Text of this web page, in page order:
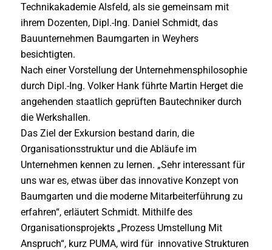
Technikakademie Alsfeld, als sie gemeinsam mit
ihrem Dozenten, Dipl.-Ing. Daniel Schmidt, das
Bauunternehmen Baumgarten in Weyhers
besichtigten.
Nach einer Vorstellung der Unternehmensphilosophie
durch Dipl.-Ing. Volker Hank führte Martin Herget die
angehenden staatlich geprüften Bautechniker durch
die Werkshallen.
Das Ziel der Exkursion bestand darin, die
Organisationsstruktur und die Abläufe im
Unternehmen kennen zu lernen. „Sehr interessant für
uns war es, etwas über das innovative Konzept von
Baumgarten und die moderne Mitarbeiterführung zu
erfahren“, erläutert Schmidt. Mithilfe des
Organisationsprojekts „Prozess Umstellung Mit
Anspruch“, kurz PUMA, wird für innovative Strukturen